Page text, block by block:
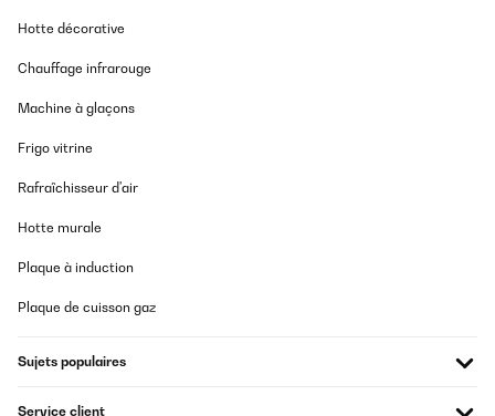
wäre sehr störend wenn er bei uns nicht im Keller wäre.
Amazon-Benutzer
Amazon-Benutzer
Hotte décorative
Chauffage infrarouge
Machine à glaçons
Frigo vitrine
Rafraîchisseur d'air
Hotte murale
Plaque à induction
Plaque de cuisson gaz
Sujets populaires
Service client